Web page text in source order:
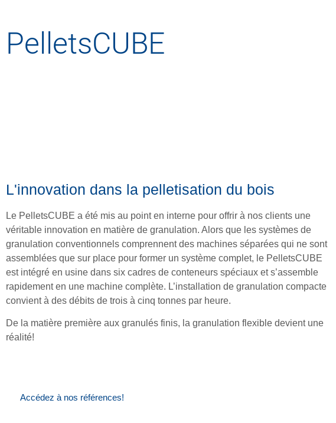
PelletsCUBE
L'innovation dans la pelletisation du bois
Le PelletsCUBE a été mis au point en interne pour offrir à nos clients une
véritable innovation en matière de granulation. Alors que les systèmes de
granulation conventionnels comprennent des machines séparées qui ne sont
assemblées que sur place pour former un système complet, le PelletsCUBE
est intégré en usine dans six cadres de conteneurs spéciaux et s’assemble
rapidement en une machine complète. L’installation de granulation compacte
convient à des débits de trois à cinq tonnes par heure.
De la matière première aux granulés finis, la granulation flexible devient une
réalité!
Accédez à nos références!